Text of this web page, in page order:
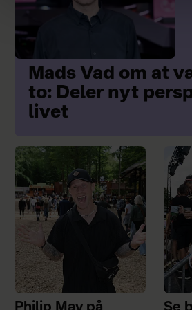
Mads Vad om at
to: Deler nyt
livet